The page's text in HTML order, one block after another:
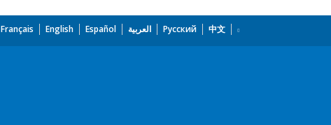
Français English Español العربية Русский 中文